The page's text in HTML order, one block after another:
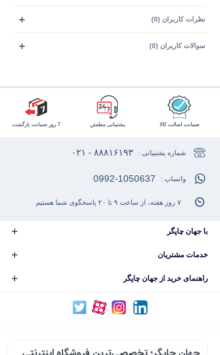
نظرات کاربران (0)
سوالات کاربران (0)
ضمانت اصالت کالا پشتیبانی مطمئن 7 روز ضمانت بازگشت
با جهان چاپگر
خدمات مشتریان
راهنمای خرید از جهان چاپگر
شماره پشتیبانی : ۸۸۸۱۶۱۹۳ - ۰۲۱
واتساپ : 0992-1050637
۷ روز هفته، از ساعت ۹ تا ۲۰ پاسخگوی شما هستیم